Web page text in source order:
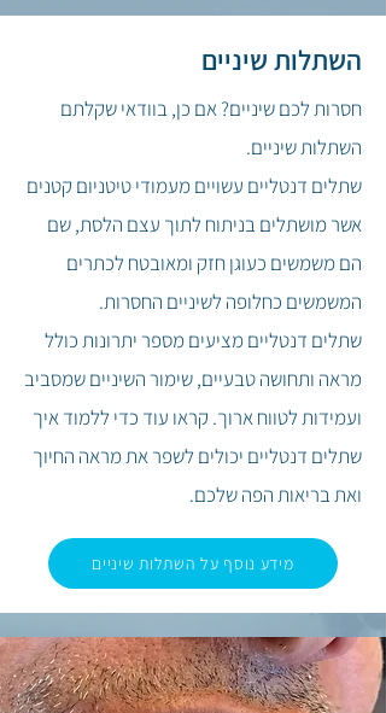
השתלות שיניים
חסרות לכם שיניים? אם כן, בוודאי שקלתם
השתלות שיניים.
שתלים דנטליים עשויים מעמודי טיטניום קטנים
אשר מושתלים בניתוח לתוך עצם הלסת, שם
הם משמשים כעוגן חזק ומאובטח לכתרים
המשמשים כחלופה לשיניים החסרות.
שתלים דנטליים מציעים מספר יתרונות כולל
מראה ותחושה טבעיים, שימור השיניים שמסביב
ועמידות לטווח ארוך.קראו עוד כדי ללמוד איך
שתלים דנטליים יכולים לשפר את מראה החיוך
ואת בריאות הפה שלכם.
מידע נוסף על השתלות שיניים